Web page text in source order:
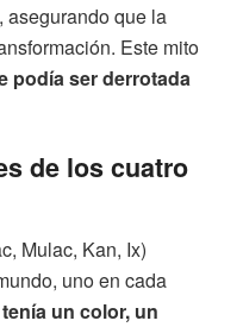
asegurando que la
Este mito
podía ser derrotada
de los cuatro
Mulac, Kan, Ix)
uno en cada
un color, un